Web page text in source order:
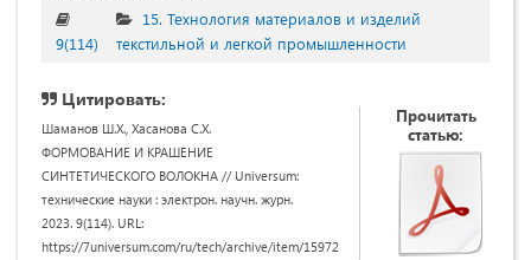
9(114)
15. Технология материалов и изделий
текстильной и легкой промышленности
Цитировать:
Шаманов Ш.Х., Хасанова С.Х.
ФОРМОВАНИЕ И КРАШЕНИЕ
СИНТЕТИЧЕСКОГО ВОЛОКНА // Universum:
технические науки : электрон. научн. журн.
2023. 9(114). URL:
https://7universum.com/ru/tech/archive/item/15972
Прочитать
статью: